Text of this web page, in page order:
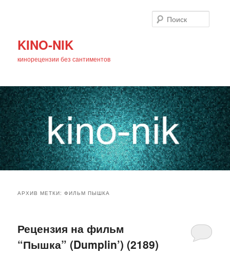
KINO-NIK
кинорецензии без сантиментов
основному
содержимому
дополнительному
содержимому
АРХИВ МЕТКИ:ФИЛЬМ ПЫШКА
Рецензия на фильм
“Пышка” (Dumplin’) (2189)